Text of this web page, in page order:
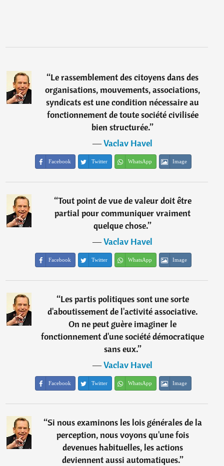
“Le rassemblement des citoyens dans des
organisations, mouvements, associations,
syndicats est une condition nécessaire au
fonctionnement de toute société civilisée
bien structurée.”
―Vaclav Havel
Facebook Twitter WhatsApp Image
“Tout point de vue de valeur doit être
partial pour communiquer vraiment
quelque chose.”
―Vaclav Havel
Facebook Twitter WhatsApp Image
“Les partis politiques sont une sorte
d'aboutissement de l'activité associative.
On ne peut guère imaginer le
fonctionnement d'une société démocratique
sans eux.”
―Vaclav Havel
Facebook Twitter WhatsApp Image
“Si nous examinons les lois générales de la
perception, nous voyons qu'une fois
devenues habituelles, les actions
deviennent aussi automatiques.”